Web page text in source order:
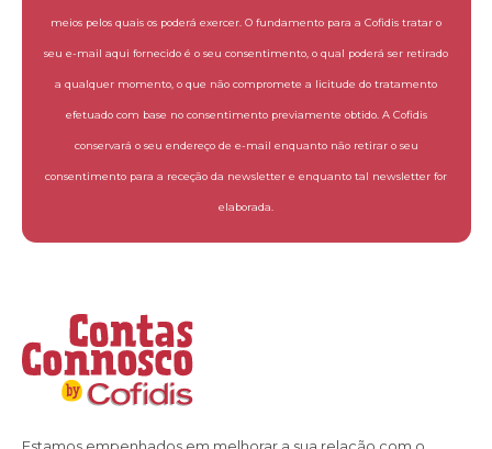
meios pelos quais os poderá exercer. O fundamento para a Cofidis tratar o
seu e-mail aqui fornecido é o seu consentimento, o qual poderá ser retirado
a qualquer momento, o que não compromete a licitude do tratamento
efetuado com base no consentimento previamente obtido. A Cofidis
conservará o seu endereço de e-mail enquanto não retirar o seu
consentimento para a receção da newsletter e enquanto tal newsletter for
elaborada.
Estamos empenhados em melhorar a sua relação com o